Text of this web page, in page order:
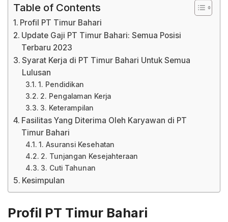
Table of Contents
Profil PT Timur Bahari
Update Gaji PT Timur Bahari: Semua Posisi
Terbaru 2023
Syarat Kerja di PT Timur Bahari Untuk Semua
Lulusan
1. Pendidikan
2. Pengalaman Kerja
3. Keterampilan
Fasilitas Yang Diterima Oleh Karyawan di PT
Timur Bahari
1. Asuransi Kesehatan
2. Tunjangan Kesejahteraan
3. Cuti Tahunan
Kesimpulan
Profil PT Timur Bahari